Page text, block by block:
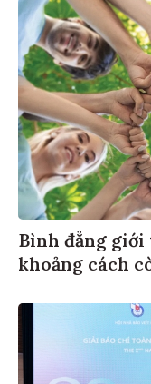
Bình đẳng giới
khoảng cách